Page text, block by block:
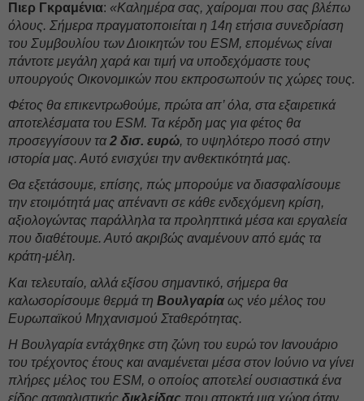
Πιερ Γκραμένια: «Καλημέρα σας, χαίρομαι που σας βλέπω
όλους. Σήμερα πραγματοποιείται η 14η ετήσια συνεδρίαση
του Συμβουλίου των Διοικητών του ESM, επομένως είναι
πάντοτε μεγάλη χαρά και τιμή να υποδεχόμαστε τους
υπουργούς Οικονομικών που εκπροσωπούν τις χώρες τους.
Φέτος θα επικεντρωθούμε, πρώτα απ’ όλα, στα εξαιρετικά
αποτελέσματα του ESM. Τα κέρδη μας για φέτος θα
προσεγγίσουν τα 2 δισ. ευρώ, το υψηλότερο ποσό στην
ιστορία μας. Αυτό ενισχύει την ανθεκτικότητά μας.
Θα εξετάσουμε, επίσης, πώς μπορούμε να διασφαλίσουμε
την ετοιμότητά μας απέναντι σε κάθε ενδεχόμενη κρίση,
αξιολογώντας παράλληλα τα προληπτικά μέσα και εργαλεία
που διαθέτουμε. Αυτό ακριβώς αναμένουν από εμάς τα
κράτη-μέλη.
Και τελευταίο, αλλά εξίσου σημαντικό, σήμερα θα
καλωσορίσουμε θερμά τη Βουλγαρία ως νέο μέλος του
Ευρωπαϊκού Μηχανισμού Σταθερότητας.
Η Βουλγαρία εντάχθηκε στη ζώνη του ευρώ τον Ιανουάριο
του τρέχοντος έτους και αναμένεται μέσα στον Ιούνιο να γίνει
πλήρες μέλος του ESM, ο οποίος αποτελεί ουσιαστικά ένα
είδος ασφαλιστικής δικλείδας που αποκτά μια χώρα όταν